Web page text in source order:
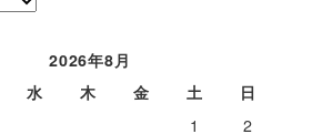
2026年8月
水 木 金 土
日
1
2